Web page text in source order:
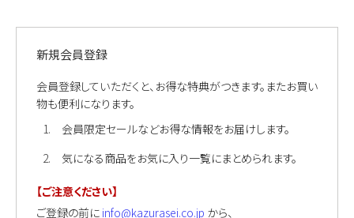
新規会員登録
会員登録していただくと、お得な特典がつきます。またお買い
物も便利になります。
会員限定セールなどお得な情報をお届けします。
気になる商品をお気に入り一覧にまとめられます。
【ご注意ください】
ご登録の前に info@kazurasei.co.jp から、